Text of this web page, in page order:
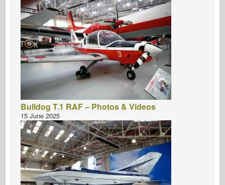
Bulldog T.1 RAF – Photos & Videos
15 June 2025